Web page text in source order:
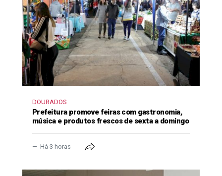
DOURADOS
Prefeitura promove feiras com gastronomia,
música e produtos frescos de sexta a domingo
Há 3 horas